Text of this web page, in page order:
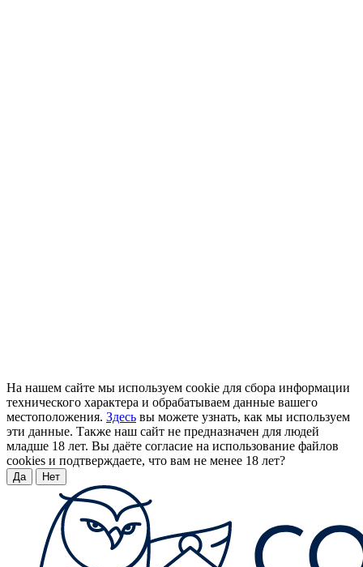
На нашем сайте мы используем cookie для сбора информации
технического характера и обрабатываем данные вашего
местоположения. Здесь вы можете узнать, как мы используем
эти данные. Также наш сайт не предназначен для людей
младше 18 лет. Вы даёте согласие на использование файлов
cookies и подтверждаете, что вам не менее 18 лет?
Да Нет